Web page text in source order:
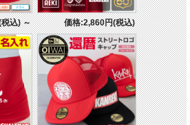
税込)～ 価格:2,860円(税込)